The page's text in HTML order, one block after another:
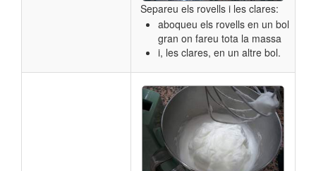
Separeu els rovells i les clares:
aboqueu els rovells en un bol
gran on fareu tota la massa
i, les clares, en un altre bol.